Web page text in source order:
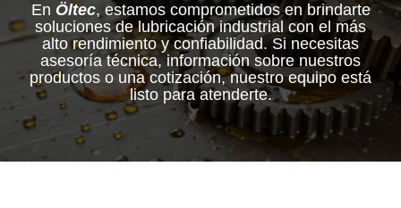
Producción Eficiente
Compra Inteligente
Fichas Técnicas
En Öltec, estamos comprometidos en brindarte
soluciones de lubricación industrial con el más
alto rendimiento y confiabilidad. Si necesitas
asesoría técnica, información sobre nuestros
productos o una cotización, nuestro equipo está
listo para atenderte.